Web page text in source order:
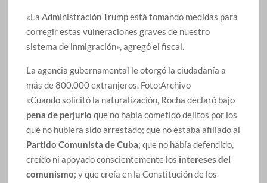
«La Administración Trump está tomando medidas para
corregir estas vulneraciones graves de nuestro
sistema de inmigración», agregó el fiscal.
La agencia gubernamental le otorgó la ciudadanía a
más de 800.000 extranjeros. Foto:Archivo
«Cuando solicitó la naturalización, Rocha declaró bajo
pena de perjurio que no había cometido delitos por los
que no hubiera sido arrestado; que no estaba afiliado al
Partido Comunista de Cuba; que no había defendido,
creído ni apoyado conscientemente los intereses del
comunismo; y que creía en la Constitución de los